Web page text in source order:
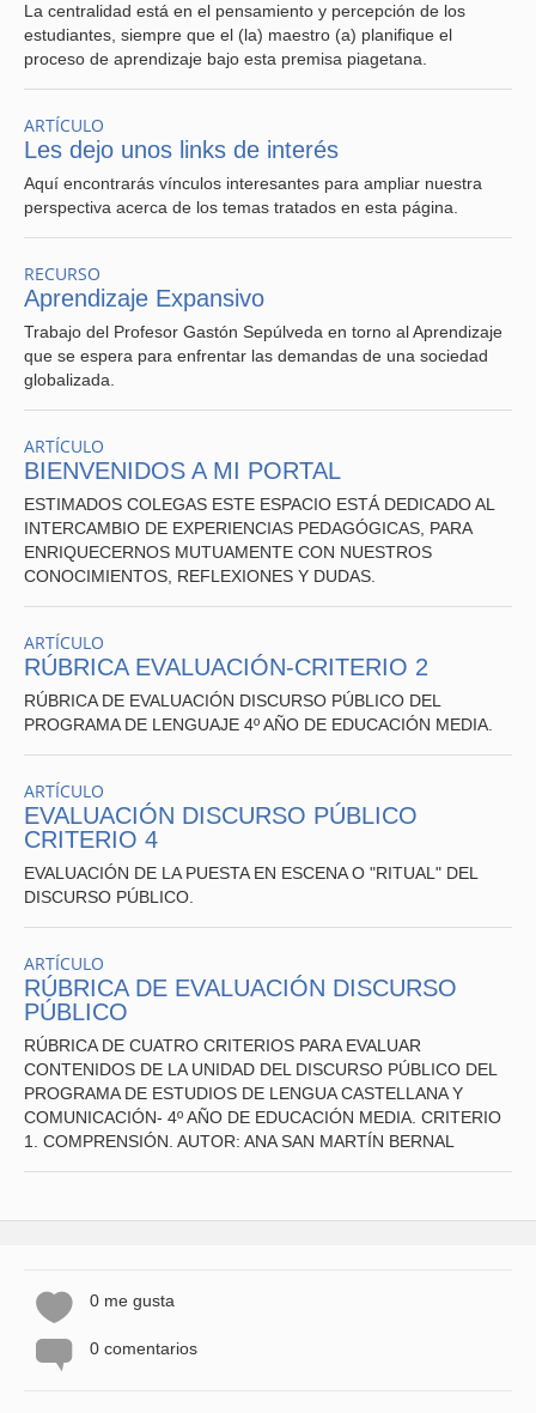
EXPOSICIÓN CORRECTA DE LAS PROPIAS IDEAS,
MANEJO INSTRUMENTAL DEL LENGUAJE Y
ADECUACIÓN IDEA-DISCURSO.
III.PENSAMIENTO CRÍTICO: CAPACIDAD DE
RAZONAMIENTO LÓGICO (EXPRESIÓN DE SUS
Y /O AUDIOVISUALES Y MANIFESTARLOS EN SUS
PROPIAS CREACIONES.
ESTIMAN EL NIVEL DE COMPROMISO DEL
ESTUDIANTE CON SU FORMACIÓN PERSONAL Y
SOCIAL EN LOS ÁMBITOS:
*DESARRROLLO DEL PENSAMIENTO.
*FORMACIÓN ÉTICA.
*PERSONA Y SU ENTORNO.
*** ESTA RÚBRICA DEBE SER EXAMINADA POR EL
GRUPO DE DOCENTES QUE DESEE APLICARLA,
ESPECIALMENTE PARA LOGRAR ACUERDOS DE
CONVERSIÓN DE LOS NIVELES DE LOGRO A NOTAS.
DEBE SER EXPLICITADA A LA COMUNIDAD EDUCATIVA,
ESPECIALMENTE A LOS ALUMNOS Y APODERADOS.
CRITERIO 1. COMPRENSIÓN
criterio se determina por la calidad de las ideas
La centralidad está en el pensamiento y percepción de los
estudiantes, siempre que el (la) maestro (a) planifique el
proceso de aprendizaje bajo esta premisa piagetana.
ARTÍCULO
Les dejo unos links de interés
Aquí encontrarás vínculos interesantes para ampliar nuestra
perspectiva acerca de los temas tratados en esta página.
RECURSO
Aprendizaje Expansivo
Trabajo del Profesor Gastón Sepúlveda en torno al Aprendizaje
que se espera para enfrentar las demandas de una sociedad
globalizada.
ARTÍCULO
BIENVENIDOS A MI PORTAL
ESTIMADOS COLEGAS ESTE ESPACIO ESTÁ DEDICADO AL
INTERCAMBIO DE EXPERIENCIAS PEDAGÓGICAS, PARA
ENRIQUECERNOS MUTUAMENTE CON NUESTROS
CONOCIMIENTOS, REFLEXIONES Y DUDAS.
ARTÍCULO
RÚBRICA EVALUACIÓN-CRITERIO 2
RÚBRICA DE EVALUACIÓN DISCURSO PÚBLICO DEL
PROGRAMA DE LENGUAJE 4º AÑO DE EDUCACIÓN MEDIA.
ARTÍCULO
EVALUACIÓN DISCURSO PÚBLICO
CRITERIO 4
EVALUACIÓN DE LA PUESTA EN ESCENA O "RITUAL" DEL
DISCURSO PÚBLICO.
ARTÍCULO
RÚBRICA DE EVALUACIÓN DISCURSO
PÚBLICO
RÚBRICA DE CUATRO CRITERIOS PARA EVALUAR
CONTENIDOS DE LA UNIDAD DEL DISCURSO PÚBLICO DEL
PROGRAMA DE ESTUDIOS DE LENGUA CASTELLANA Y
COMUNICACIÓN- 4º AÑO DE EDUCACIÓN MEDIA. CRITERIO
1. COMPRENSIÓN. AUTOR: ANA SAN MARTÍN BERNAL
0 me gusta
0 comentarios